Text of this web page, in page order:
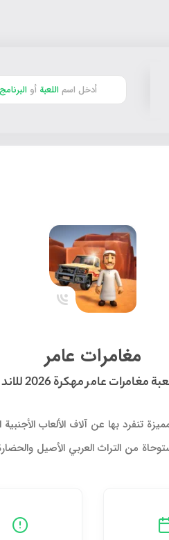
أدخل اسم اللعبة أو البرنامج
مغامرات عامر
عامر مهكرة 2026 للاندرويد
تنفرد بها عن آلاف الألعاب
من التراث العربي الأصيل